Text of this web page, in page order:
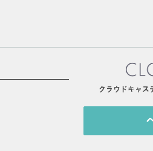
クラウドキャ